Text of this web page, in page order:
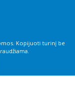
Kopijuoti turinį be